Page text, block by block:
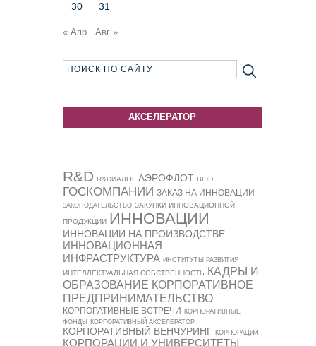
30
31
« Апр Авг »
АКСЕЛЕРАТОР
R&D R&DИАЛОГ АЭРОФЛОТ ВШЭ
ГОСКОМПАНИИ ЗАКАЗ НА ИННОВАЦИИ
ЗАКОНОДАТЕЛЬСТВО ЗАКУПКИ ИННОВАЦИОННОЙ
ПРОДУКЦИИ ИННОВАЦИИ
ИННОВАЦИИ НА ПРОИЗВОДСТВЕ
ИННОВАЦИОННАЯ
ИНФРАСТРУКТУРА ИНСТИТУТЫ РАЗВИТИЯ
ИНТЕЛЛЕКТУАЛЬНАЯ СОБСТВЕННОСТЬ КАДРЫ И
ОБРАЗОВАНИЕ КОРПОРАТИВНОЕ
ПРЕДПРИНИМАТЕЛЬСТВО
КОРПОРАТИВНЫЕ ВСТРЕЧИ
КОРПОРАТИВНЫЕ
ФОНДЫ
КОРПОРАТИВНЫЙ АКСЕЛЕРАТОР
КОРПОРАТИВНЫЙ ВЕНЧУРИНГ КОРПОРАЦИИ
КОРПОРАЦИИ И УНИВЕРСИТЕТЫ